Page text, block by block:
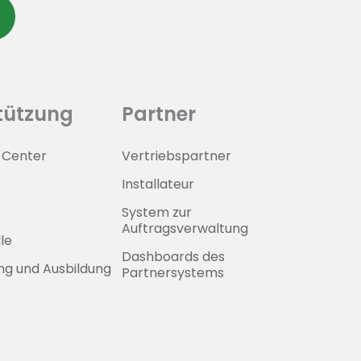
und Ausbildung
Partner
Vertriebspartner
Installateur
System zur
Auftragsverwaltung
Dashboards des
Partnersystems